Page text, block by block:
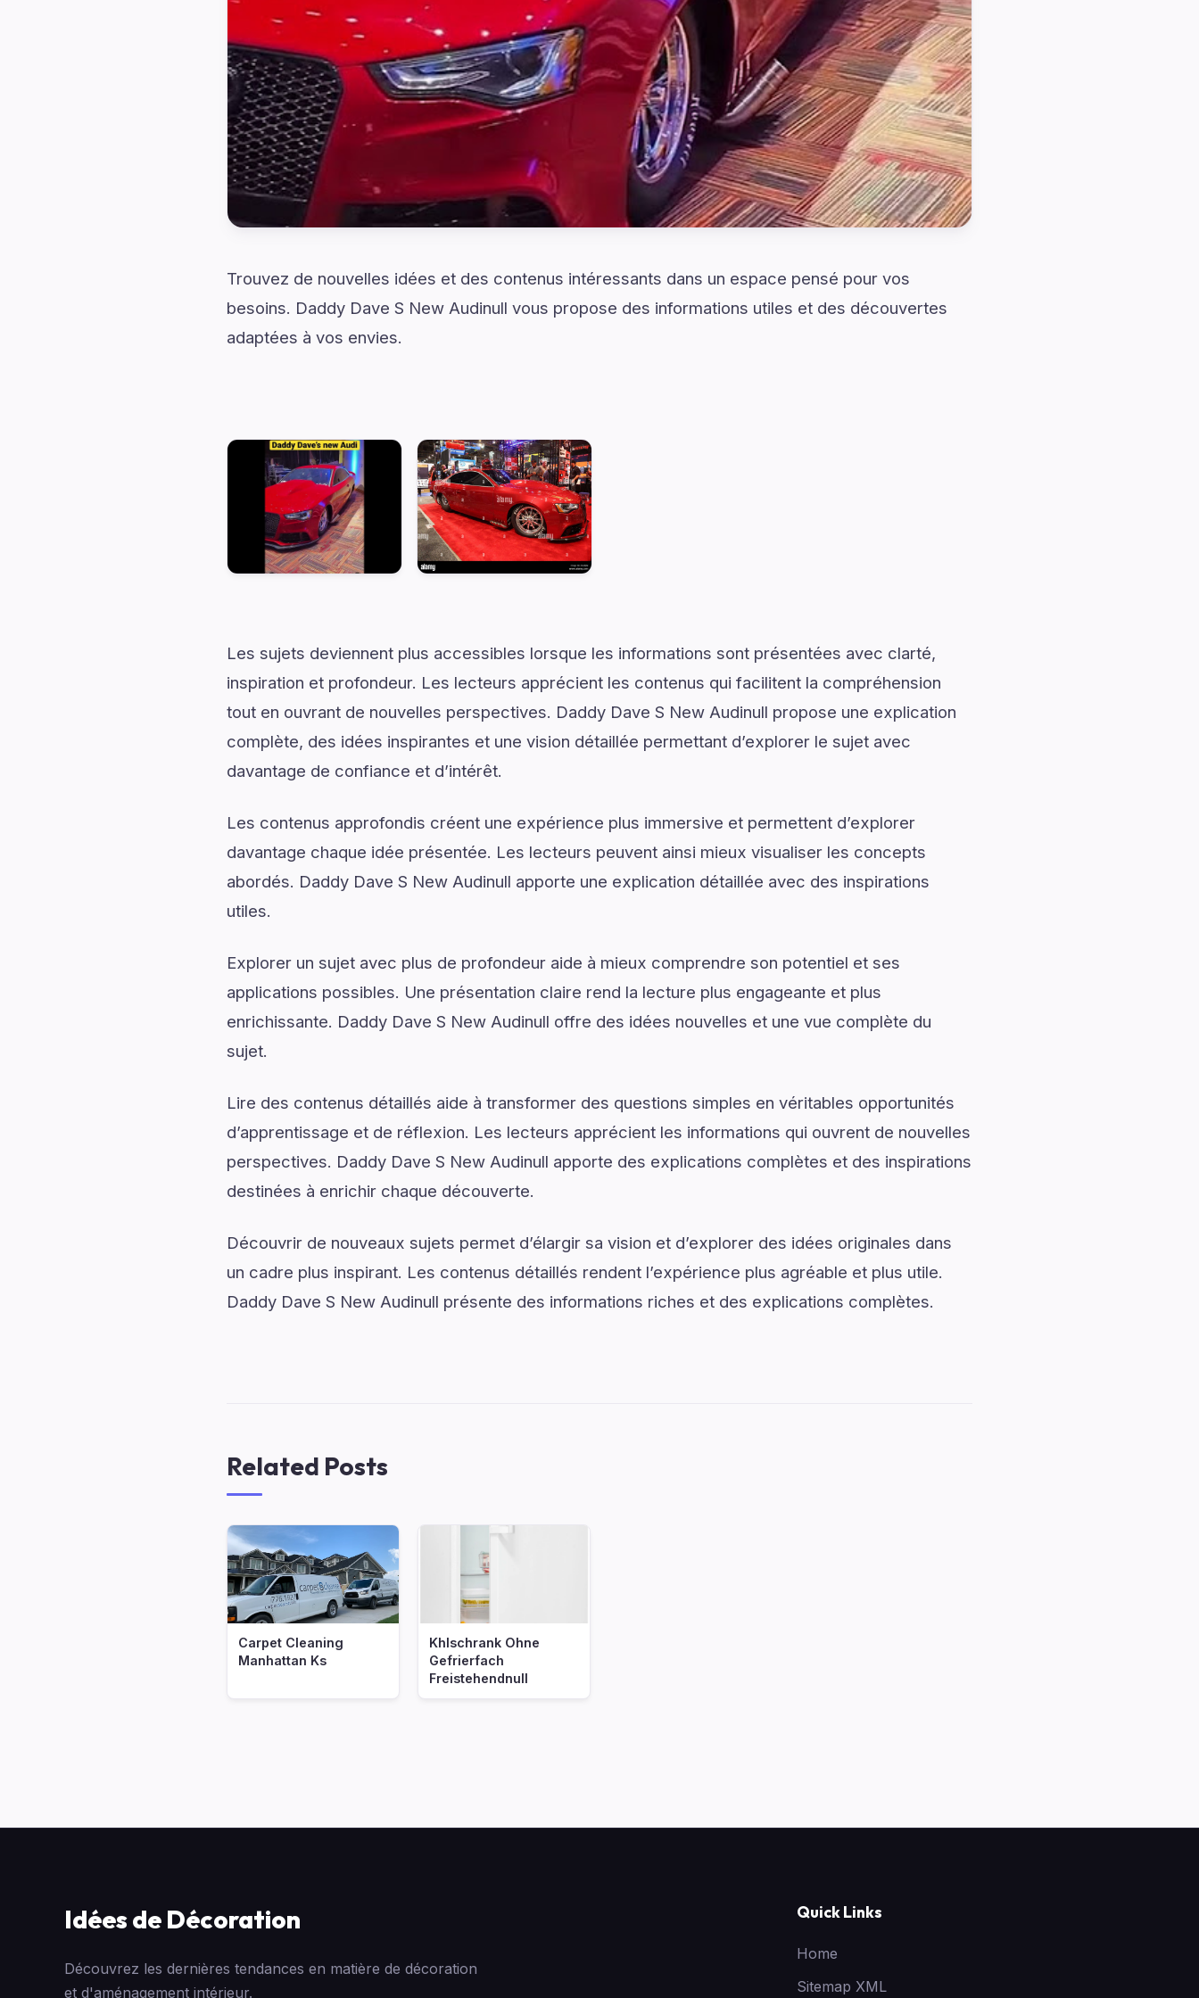
Trouvez de nouvelles idées et des contenus intéressants dans un espace pensé pour vos
besoins. Daddy Dave S New Audinull vous propose des informations utiles et des découvertes
adaptées à vos envies.
Les sujets deviennent plus accessibles lorsque les informations sont présentées avec clarté,
inspiration et profondeur. Les lecteurs apprécient les contenus qui facilitent la compréhension
tout en ouvrant de nouvelles perspectives. Daddy Dave S New Audinull propose une explication
complète, des idées inspirantes et une vision détaillée permettant d’explorer le sujet avec
davantage de confiance et d’intérêt.
Les contenus approfondis créent une expérience plus immersive et permettent d’explorer
davantage chaque idée présentée. Les lecteurs peuvent ainsi mieux visualiser les concepts
abordés. Daddy Dave S New Audinull apporte une explication détaillée avec des inspirations
utiles.
Explorer un sujet avec plus de profondeur aide à mieux comprendre son potentiel et ses
applications possibles. Une présentation claire rend la lecture plus engageante et plus
enrichissante. Daddy Dave S New Audinull offre des idées nouvelles et une vue complète du
sujet.
Lire des contenus détaillés aide à transformer des questions simples en véritables opportunités
d’apprentissage et de réflexion. Les lecteurs apprécient les informations qui ouvrent de nouvelles
perspectives. Daddy Dave S New Audinull apporte des explications complètes et des inspirations
destinées à enrichir chaque découverte.
Découvrir de nouveaux sujets permet d’élargir sa vision et d’explorer des idées originales dans
un cadre plus inspirant. Les contenus détaillés rendent l’expérience plus agréable et plus utile.
Daddy Dave S New Audinull présente des informations riches et des explications complètes.
Related Posts
Carpet Cleaning
Manhattan Ks
Khlschrank Ohne
Gefrierfach
Freistehendnull
Idées de Décoration
Découvrez les dernières tendances en matière de décoration
et d'aménagement intérieur.
Quick Links
Home
Sitemap XML